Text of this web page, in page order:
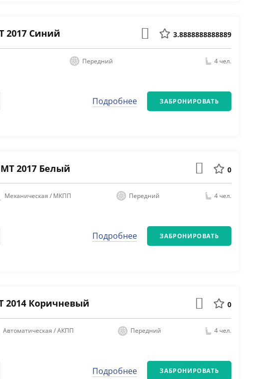
2017 Синий 3.8888888888889
Передний 4 чел.
Подробнее ЗАБРОНИРОВАТЬ
2017 Белый 0
Механическая / МКПП Передний 4 чел.
Подробнее ЗАБРОНИРОВАТЬ
2014 Коричневый 0
Автоматическая / АКПП Передний 4 чел.
Подробнее ЗАБРОНИРОВАТЬ